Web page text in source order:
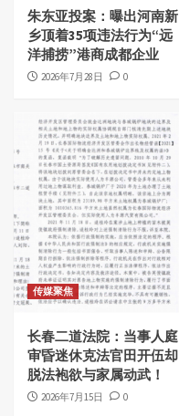
朱东亚投案：曝出河南新
乡顶着35项违法行为“远
洋捕捞”港商成都企业
2026年7月28日 0
传媒聚焦
长春二道法院：当事人庭
审昏迷休克法官田开伍却
脱法袍欲与家属动武！
2026年7月15日 0